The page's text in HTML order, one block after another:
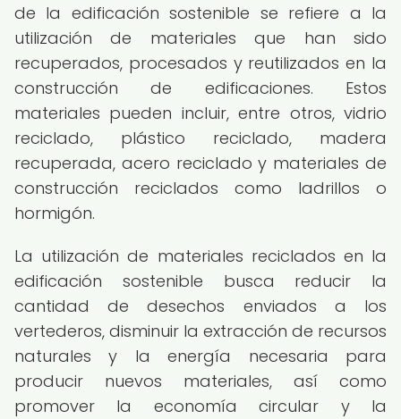
de la edificación sostenible se refiere a la
utilización de materiales que han sido
recuperados, procesados y reutilizados en la
construcción de edificaciones. Estos
materiales pueden incluir, entre otros, vidrio
reciclado, plástico reciclado, madera
recuperada, acero reciclado y materiales de
construcción reciclados como ladrillos o
hormigón.
La utilización de materiales reciclados en la
edificación sostenible busca reducir la
cantidad de desechos enviados a los
vertederos, disminuir la extracción de recursos
naturales y la energía necesaria para
producir nuevos materiales, así como
promover la economía circular y la